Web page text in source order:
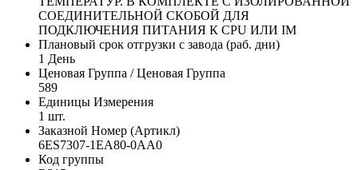
СОЕДИНИТЕЛЬНОЙ СКОБОЙ ДЛЯ
ПОДКЛЮЧЕНИЯ ПИТАНИЯ К CPU ИЛИ IM
Плановый срок отгрузки с завода (раб. дни)
1 День
Ценовая Группа / Ценовая Группа
589
Единицы Измерения
1 шт.
Заказной Номер (Артикл)
6ES7307-1EA80-0AA0
Код группы